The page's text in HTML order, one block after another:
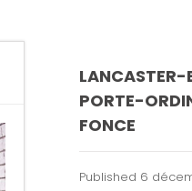
PORTE-
FONCE
Published 6